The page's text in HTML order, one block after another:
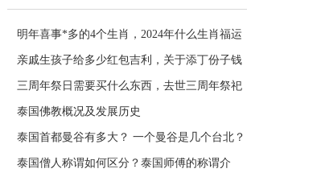
明年喜事*多的4个生肖，2024年什么生肖福运
临门好事连连
亲戚生孩子给多少红包吉利，关于添丁份子钱
风水讲究
三周年祭日需要买什么东西，去世三周年祭祀
用品风水
泰国佛教概况及发展历史
泰国首都曼谷有多大？ 一个曼谷是几个台北？
一张图看曼谷面积与各大城市比较
泰国僧人称谓如何区分？泰国师傅的称谓介